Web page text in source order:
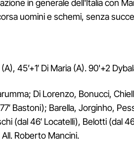
in generale dell'Italia con
uomini e schemi, senza
45’+1′ Di Maria (A). 90'+2
Di Lorenzo, Bonucci,
Bastoni); Barella, Jorginho,
(dal 46′ Locatelli), Belotti (dal
Roberto Mancini.